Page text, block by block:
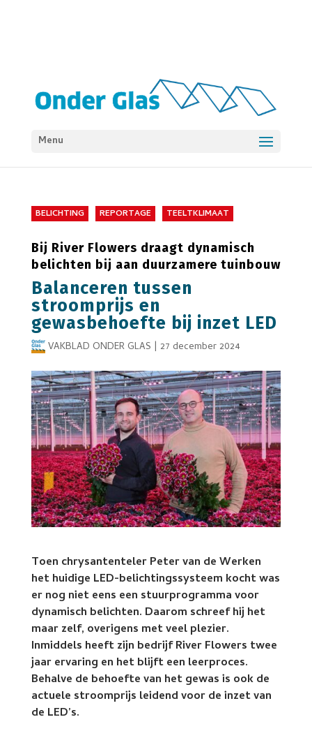
Menu
BELICHTING REPORTAGE TEELTKLIMAAT
Bij River Flowers draagt dynamisch
belichten bij aan duurzamere tuinbouw
Balanceren tussen
stroomprijs en
gewasbehoefte bij inzet LED
VAKBLAD ONDER GLAS | 27 december 2024
Toen chrysantenteler Peter van de Werken
het huidige LED-belichtingssysteem kocht was
er nog niet eens een stuurprogramma voor
dynamisch belichten. Daarom schreef hij het
maar zelf, overigens met veel plezier.
Inmiddels heeft zijn bedrijf River Flowers twee
jaar ervaring en het blijft een leerproces.
Behalve de behoefte van het gewas is ook de
actuele stroomprijs leidend voor de inzet van
de LED’s.